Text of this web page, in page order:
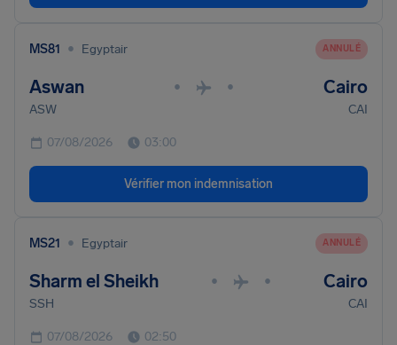
MS81 • Egyptair ANNULÉ
Aswan • • Cairo
ASW CAI
07/08/2026 03:00
Vérifier mon indemnisation
MS21 • Egyptair ANNULÉ
Sharm el Sheikh • • Cairo
SSH CAI
07/08/2026 02:50